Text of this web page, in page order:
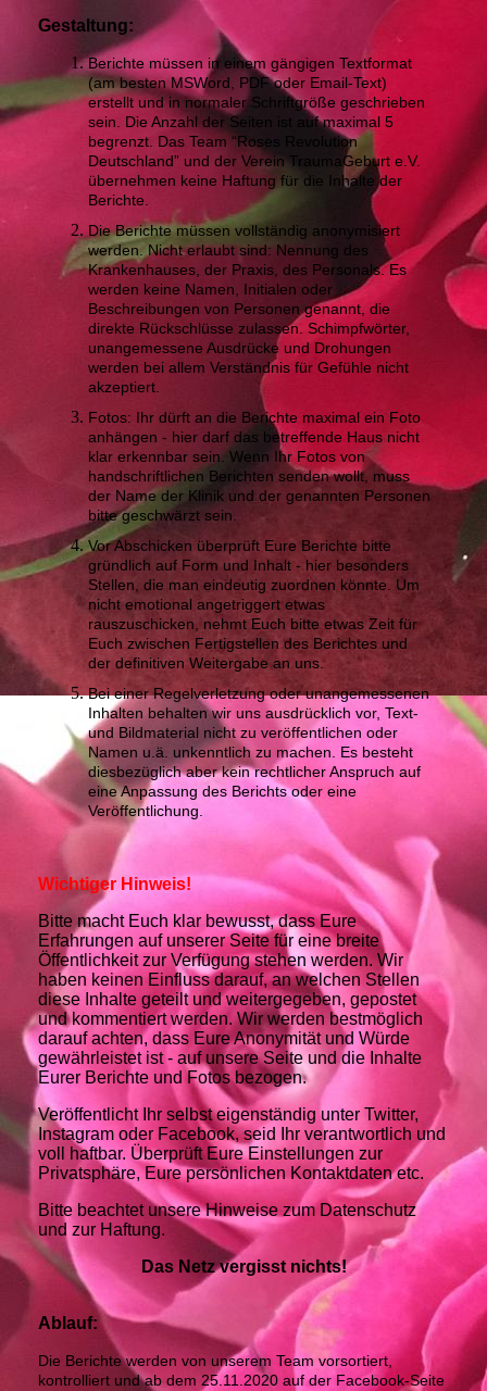
Gestaltung:
Berichte müssen in einem gängigen Textformat
(am besten MSWord, PDF oder Email-Text)
erstellt und in normaler Schriftgröße geschrieben
sein. Die Anzahl der Seiten ist auf maximal 5
begrenzt. Das Team “Roses Revolution
Deutschland” und der Verein TraumaGeburt e.V.
übernehmen keine Haftung für die Inhalte der
Berichte.
Die Berichte müssen vollständig anonymisiert
werden. Nicht erlaubt sind: Nennung des
Krankenhauses, der Praxis, des Personals. Es
werden keine Namen, Initialen oder
Beschreibungen von Personen genannt, die
direkte Rückschlüsse zulassen. Schimpfwörter,
unangemessene Ausdrücke und Drohungen
werden bei allem Verständnis für Gefühle nicht
akzeptiert.
Fotos: Ihr dürft an die Berichte maximal ein Foto
anhängen - hier darf das betreffende Haus nicht
klar erkennbar sein. Wenn Ihr Fotos von
handschriftlichen Berichten senden wollt, muss
der Name der Klinik und der genannten Personen
bitte geschwärzt sein.
Vor Abschicken überprüft Eure Berichte bitte
gründlich auf Form und Inhalt - hier besonders
Stellen, die man eindeutig zuordnen könnte. Um
nicht emotional angetriggert etwas
rauszuschicken, nehmt Euch bitte etwas Zeit für
Euch zwischen Fertigstellen des Berichtes und
der definitiven Weitergabe an uns.
Bei einer Regelverletzung oder unangemessenen
Inhalten behalten wir uns ausdrücklich vor, Text-
und Bildmaterial nicht zu veröffentlichen oder
Namen u.ä. unkenntlich zu machen. Es besteht
diesbezüglich aber kein rechtlicher Anspruch auf
eine Anpassung des Berichts oder eine
Veröffentlichung.
Wichtiger Hinweis!
Bitte macht Euch klar bewusst, dass Eure
Erfahrungen auf unserer Seite für eine breite
Öffentlichkeit zur Verfügung stehen werden. Wir
haben keinen Einfluss darauf, an welchen Stellen
diese Inhalte geteilt und weitergegeben, gepostet
und kommentiert werden. Wir werden bestmöglich
darauf achten, dass Eure Anonymität und Würde
gewährleistet ist - auf unsere Seite und die Inhalte
Eurer Berichte und Fotos bezogen.
Veröffentlicht Ihr selbst eigenständig unter Twitter,
Instagram oder Facebook, seid Ihr verantwortlich und
voll haftbar. Überprüft Eure Einstellungen zur
Privatsphäre, Eure persönlichen Kontaktdaten etc.
Bitte beachtet unsere Hinweise zum Datenschutz
und zur Haftung.
Das Netz vergisst nichts!
Ablauf:
Die Berichte werden von unserem Team vorsortiert,
kontrolliert und ab dem 25.11.2020 auf der Facebook-Seite